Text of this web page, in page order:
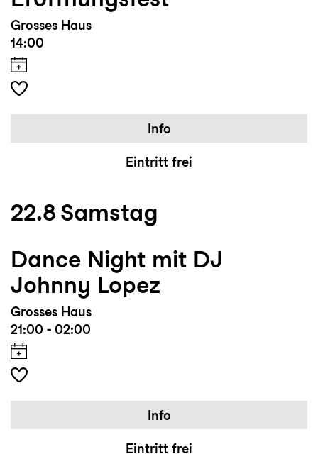
Grosses Haus
14:00
Info
Eintritt frei
22.8 Samstag
Dance Night mit DJ
Johnny Lopez
Grosses Haus
21:00 - 02:00
Info
Eintritt frei